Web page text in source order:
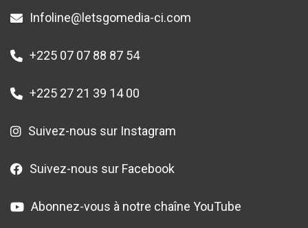
Infoline@letsgomedia-ci.com
+225 07 07 88 87 54
+225 27 21 39 14 00
Suivez-nous sur Instagram
Suivez-nous sur Facebook
Abonnez-vous à notre chaîne YouTube